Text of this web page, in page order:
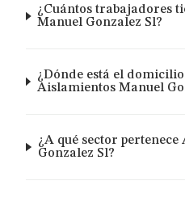
¿Cuántos trabajadores
Manuel Gonzalez Sl?
¿Dónde está el
Aislamientos Manuel
¿A qué sector
Gonzalez Sl?